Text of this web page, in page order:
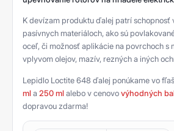
K devízam produktu ďalej patrí schopnosť
pasívnych materiáloch, ako sú
oceľ, či možnosť aplikácie na povrchoch s
vplyvom olejov, mazív, rezných a iných
Lepidlo Loctite 648 ďalej ponúkame vo
mla 250 mlalebo v cenovovýhodných
dopravou zdarma!